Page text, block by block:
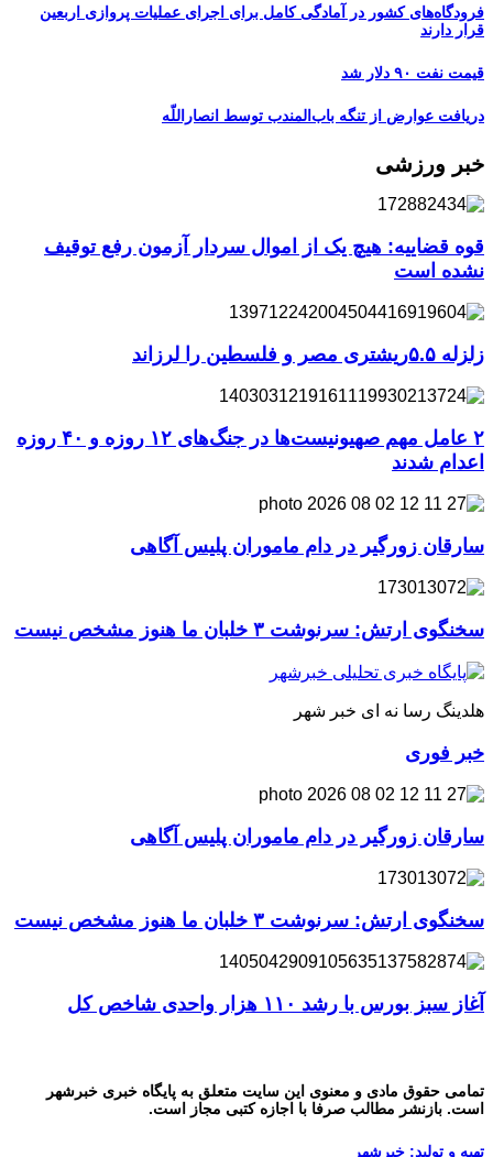
فرودگاه‌های کشور در آمادگی کامل برای اجرای عملیات پروازی اربعین
قرار دارند
قیمت نفت ۹۰ دلار شد
دریافت عوارض از تنگه باب‌المندب توسط انصاراللّه
خبر ورزشی
قوه قضاییه: هیچ یک از اموال سردار آزمون رفع توقیف
نشده است
زلزله ۵.۵ریشتری مصر و فلسطین را لرزاند
۲ عامل مهم صهیونیست‌ها در جنگ‌های ۱۲ روزه و ۴۰ روزه
اعدام شدند
سارقان زورگیر در دام ماموران پلیس آگاهی
سخنگوی ارتش: سرنوشت ۳ خلبان ما هنوز مشخص نیست
هلدینگ رسا نه ای خبر شهر
خبر فوری
سارقان زورگیر در دام ماموران پلیس آگاهی
سخنگوی ارتش: سرنوشت ۳ خلبان ما هنوز مشخص نیست
آغاز سبز بورس با رشد ۱۱۰ هزار واحدی شاخص کل
تمامی حقوق مادی و معنوی این سایت متعلق به پایگاه خبری خبرشهر
است. بازنشر مطالب صرفا با اجازه کتبی مجاز است.
تهیه و تولید: خبرشهر